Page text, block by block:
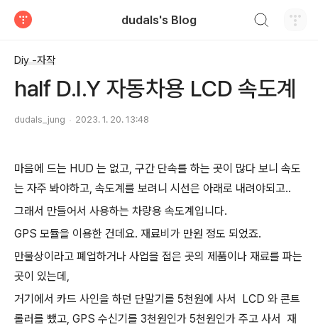
dudals's Blog
Diy -자작
half D.I.Y 자동차용 LCD 속도계
dudals_jung 2023. 1. 20. 13:48
마음에 드는 HUD 는 없고, 구간 단속를 하는 곳이 많다 보니 속도
는 자주 봐야하고, 속도계를 보려니 시선은 아래로 내려야되고..
그래서 만들어서 사용하는 차량용 속도계입니다.
GPS 모듈을 이용한 건데요. 재료비가 만원 정도 되었죠.
만물상이라고 폐업하거나 사업을 접은 곳의 제품이나 재료를 파는
곳이 있는데,
거기에서 카드 사인을 하던 단말기를 5천원에 사서 LCD 와 콘트
롤러를 뺐고, GPS 수신기를 3천원인가 5천원인가 주고 사서 재